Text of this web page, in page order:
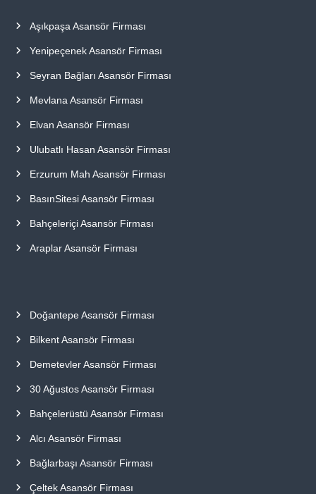
Aşıkpaşa Asansör Firması
Yenipeçenek Asansör Firması
Seyran Bağları Asansör Firması
Mevlana Asansör Firması
Elvan Asansör Firması
Ulubatlı Hasan Asansör Firması
Erzurum Mah Asansör Firması
BasınSitesi Asansör Firması
Bahçeleriçi Asansör Firması
Araplar Asansör Firması
Doğantepe Asansör Firması
Bilkent Asansör Firması
Demetevler Asansör Firması
30 Ağustos Asansör Firması
Bahçelerüstü Asansör Firması
Alcı Asansör Firması
Bağlarbaşı Asansör Firması
Çeltek Asansör Firması